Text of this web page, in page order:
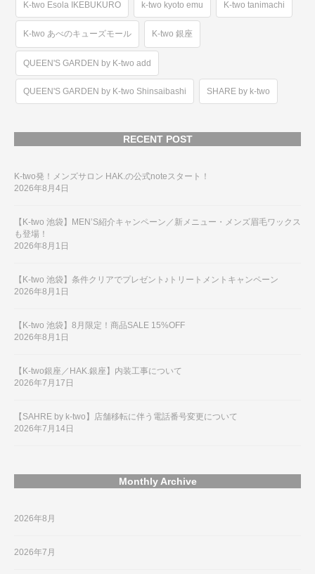
K-two Esola IKEBUKURO k-two kyoto emu K-two tanimachi
K-two あべのキューズモール K-two 銀座
QUEEN'S GARDEN by K-two add
QUEEN'S GARDEN by K-two Shinsaibashi SHARE by k-two
RECENT POST
K-two発！メンズサロン HAK.の公式noteスタート！
2026年8月4日
【K-two 池袋】MEN’S紹介キャンペーン／新メニュー・メンズ眉毛ワックス
も登場！
2026年8月1日
【K-two 池袋】条件クリアでプレゼント♪トリートメントキャンペーン
2026年8月1日
【K-two 池袋】8月限定！商品SALE 15%OFF
2026年8月1日
【K-two銀座／HAK.銀座】内装工事について
2026年7月17日
【SAHRE by k-two】店舗移転に伴う電話番号変更について
2026年7月14日
Monthly Archive
2026年8月
2026年7月